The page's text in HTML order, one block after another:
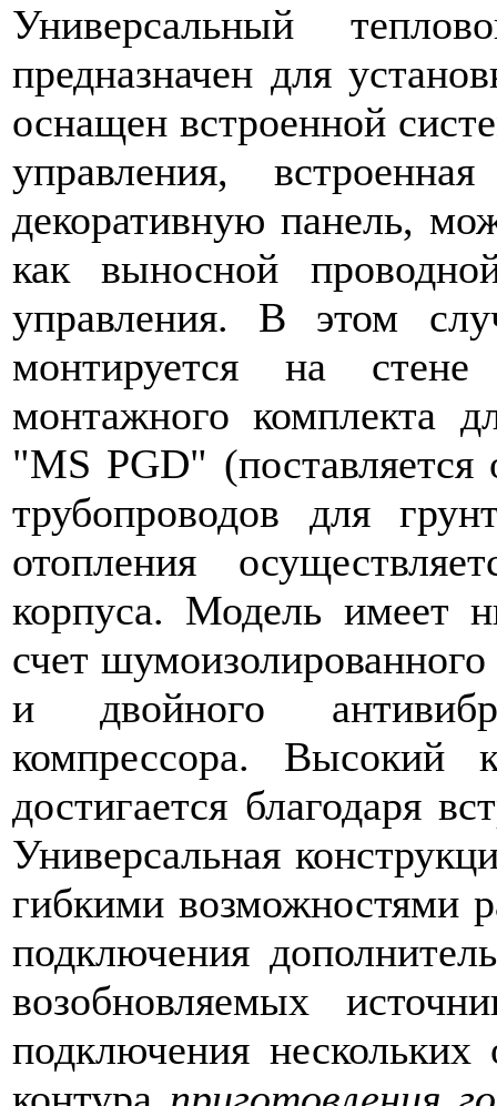
Универсальный
предназначен для
оснащен встроенной
управления,
декоративную панель,
как выносной
управления. В этом
монтируется на
монтажного комплекта
"MS PGD"
трубопроводов для
отопления
корпуса. Модель имеет
счет
и двойного
компрессора. Высокий
достигается благодаря
Универсальная
гибкими возможностями
подключения
возобновляемых
подключения нескольких